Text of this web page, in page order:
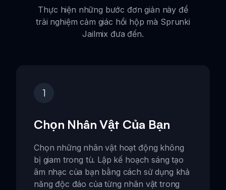
Thực hiện những bước đơn giản này để
trải nghiệm cảm giác hồi hộp mà Sprunki
Jailmix đưa đến.
1
Chọn Nhân Vật Của Bạn
Chọn những nhân vật hoạt động không
bị giam trong tù. Lập kế hoạch sáng tạo
âm nhạc của bạn bằng cách sử dụng khả
năng độc đáo của từng nhân vật trong